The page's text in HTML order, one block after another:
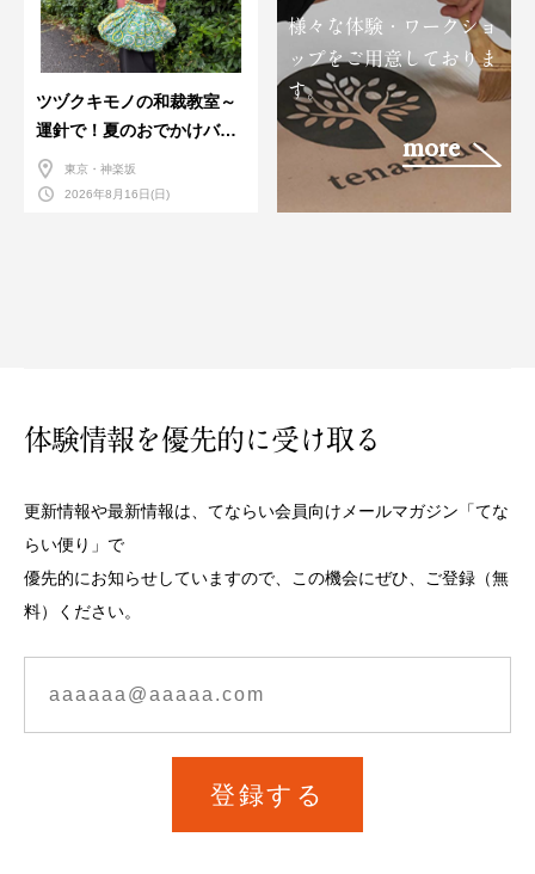
ツヅクキモノの和裁教室～
運針で！夏のおでかけバン
ダナバッグづくり～
東京・神楽坂
2026年8月16日(日)
様々な体験・ワークショ
ップをご用意しておりま
す。
more
体験情報を優先的に受け取る
更新情報や最新情報は、てならい会員向けメールマガジン「てな
らい便り」で
優先的にお知らせしていますので、この機会にぜひ、ご登録（無
料）ください。
登録する